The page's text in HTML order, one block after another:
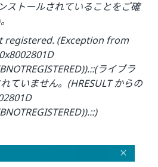
ストールされていることをご確
registered. (Exception from
ライブラ
ていません。(HRESULT からの